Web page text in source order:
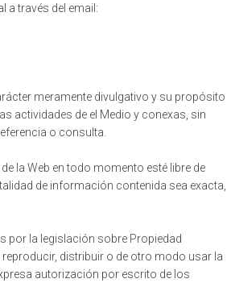
a través del email:
meramente divulgativo y su propósito
actividades de el Medio y conexas, sin
o consulta.
la Web en todo momento esté libre de
de información contenida sea exacta,
por la legislación sobre Propiedad
reproducir, distribuir o de otro modo usar la
autorización por escrito de los